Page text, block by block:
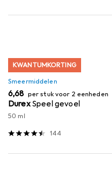
KWANTUMKORTING
Smeermiddelen
EUR
6,68 per stuk voor 2 eenheden
Durex Speel gevoel
50 ml
144